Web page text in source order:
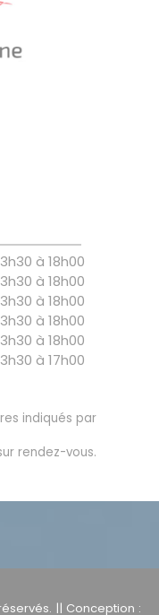
à 18h00
à 18h00
à 18h00
à 18h00
à 18h00
à 17h00
indiqués par
rendez-vous.
|| Conception :